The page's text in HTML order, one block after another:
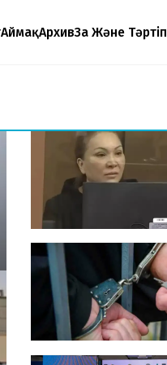
АймақАрхивЗаң Және Тәртіп